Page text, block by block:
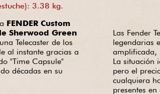
3.38 kg.
FENDER Custom
Sherwood Green
Telecaster de los
al instante gracias a
"Time Capsule"
décadas en su
Las Fender
legendarias
amplificada,
La situación
pero el
cualquiera
presentes